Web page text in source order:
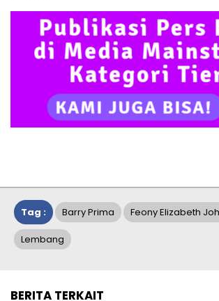
Tag : Barry Prima Feony Elizabeth
Lembang
BERITA TERKAIT